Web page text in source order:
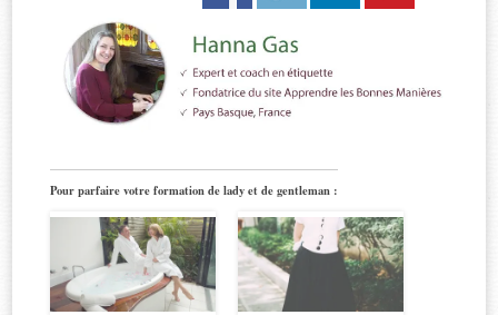
Pour parfaire votre formation de lady et de gentleman :